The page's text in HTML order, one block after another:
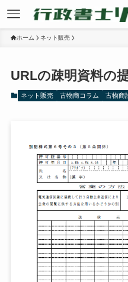
ホーム ネット販売
URLの疎明資料の
ネット販売 古物商コラム 古物商